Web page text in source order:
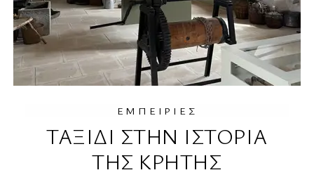
ΕΜΠΕΙΡΙΕΣ
ΤΑΞΙΔΙ ΣΤΗΝ ΙΣΤΟΡΙΑ
ΤΗΣ ΚΡΗΤΗΣ